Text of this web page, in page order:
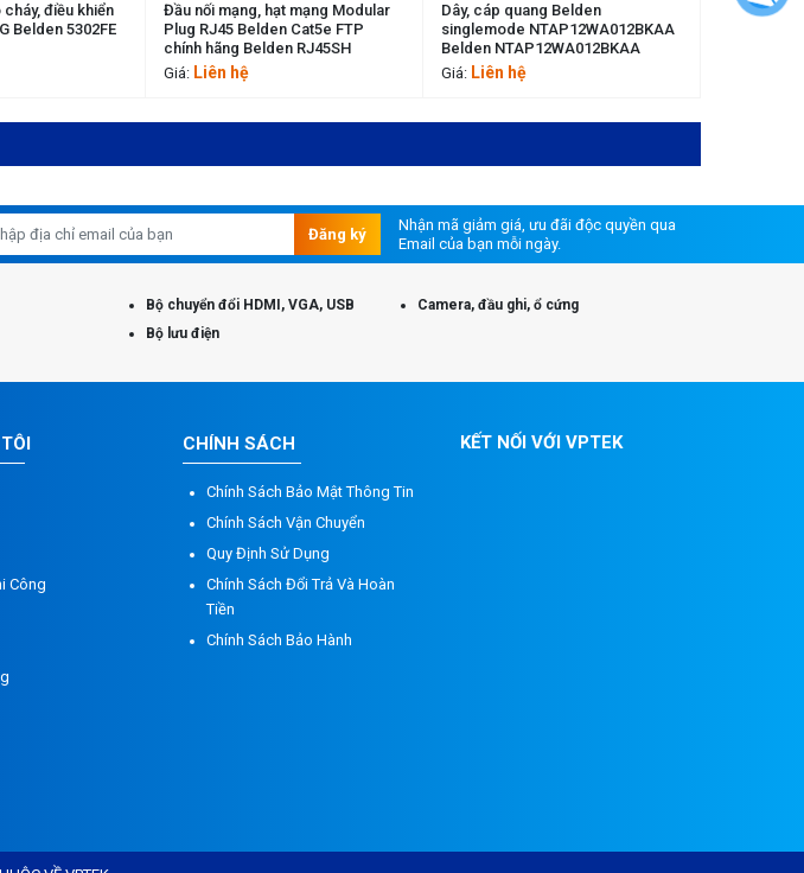
điều khiển
5302FE
Đầu nối mạng, hạt mạng Modular
Plug RJ45 Belden Cat5e FTP
chính hãng Belden RJ45SH
Liên hệ
Dây, cáp quang Belden
singlemode NTAP12WA012BKAA
Belden NTAP12WA012BKAA
Liên hệ
Dây cáp quang
Đăng ký
Nhận mã giảm giá, ưu đãi độc quyền qua
Email của bạn mỗi ngày.
Bộ chuyển đổi HDMI, VGA, USB Camera, đầu ghi, ổ cứng
Bộ lưu điện
Công
CHÍNH SÁCH
Chính Sách Bảo Mật Thông Tin
Chính Sách Vận Chuyển
Quy Định Sử Dụng
Chính Sách Đổi Trả Và Hoàn
Tiền
Chính Sách Bảo Hành
KẾT NỐI VỚI VPTEK